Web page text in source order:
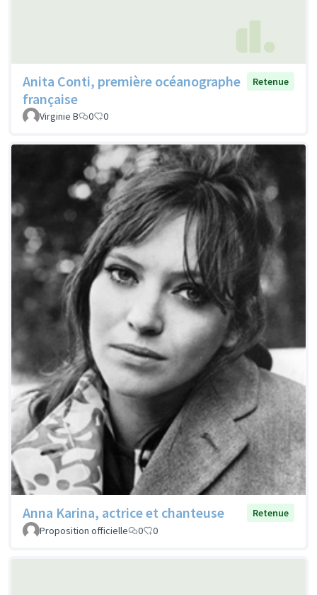
Anita Conti, première océanographe
française
Retenue
Virginie B 0 0
Anna Karina, actrice et chanteuse
Retenue
Proposition officielle
0 0